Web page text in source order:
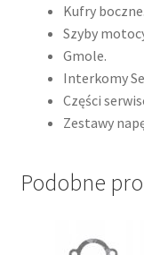
Kufry boczne.
Szyby
Gmole.
Interkomy
Części
Zestawy
Podobne